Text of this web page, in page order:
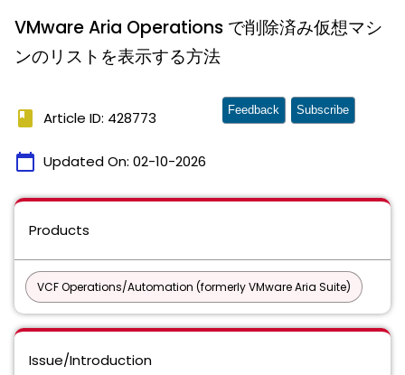
VMware Aria Operations で削除済み仮想マシ
ンのリストを表示する方法
book Article ID: 428773
calendar_today Updated On: 02-10-2026
Feedback Subscribe
Products
VCF Operations/Automation (formerly VMware Aria Suite)
Issue/Introduction